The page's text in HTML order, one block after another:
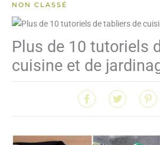
NON CLASSÉ
Plus de 10 tutoriels
cuisine et de